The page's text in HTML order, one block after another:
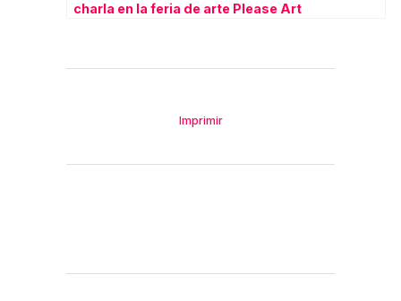
charla en la feria de arte Please Art
Imprimir